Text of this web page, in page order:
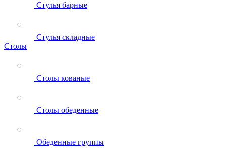
Стулья барные
Стулья складные
Столы
Столы кованые
Столы обеденные
Обеденные группы